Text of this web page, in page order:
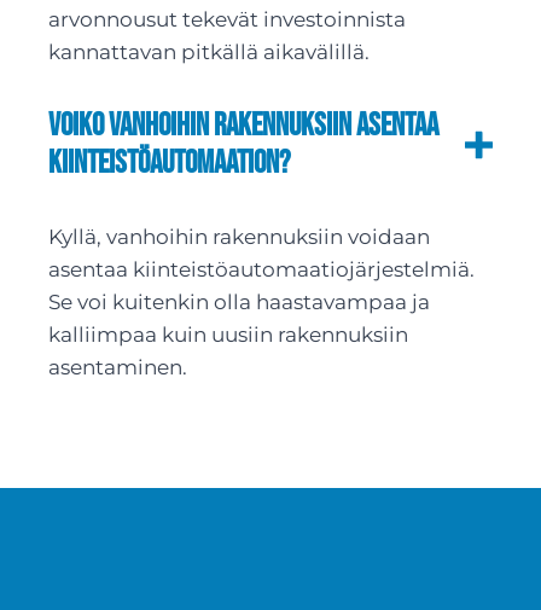
arvonnousut tekevät investoinnista
kannattavan pitkällä aikavälillä.
Voiko vanhoihin rakennuksiin asentaa
kiinteistöautomaation?
Kyllä, vanhoihin rakennuksiin voidaan
asentaa kiinteistöautomaatiojärjestelmiä.
Se voi kuitenkin olla haastavampaa ja
kalliimpaa kuin uusiin rakennuksiin
asentaminen.